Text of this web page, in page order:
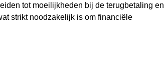
tot moeilijkheden bij de terugbetaling en
strikt noodzakelijk is om financiële